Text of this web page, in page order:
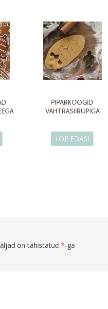
PIPARKOOGID
VAHTRASIIRUPIGA
LOE EDASI
on tähistatud *-ga